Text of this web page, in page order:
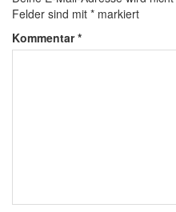
Felder sind mit * markiert
Kommentar*